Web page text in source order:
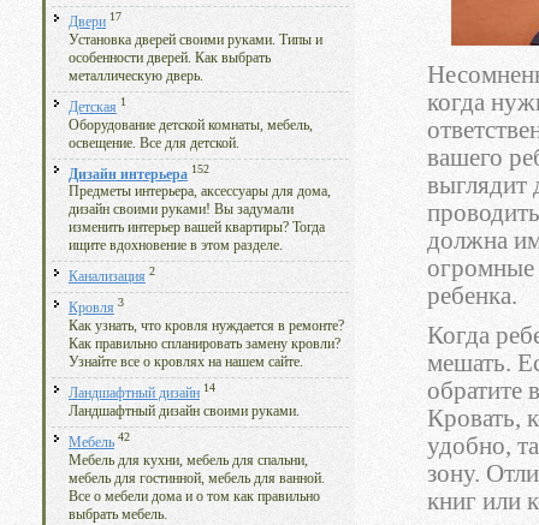
Двери 17
Установка дверей своими руками. Типы и
особенности дверей. Как выбрать
металлическую дверь.
Детская 1
Оборудование детской комнаты, мебель,
освещение. Все для детской.
Дизайн интерьера 152
Предметы интерьера, аксессуары для дома,
дизайн своими руками! Вы задумали
изменить интерьер вашей квартиры? Тогда
ищите вдохновение в этом разделе.
Канализация 2
Кровля 3
Как узнать, что кровля нуждается в ремонте?
Как правильно спланировать замену кровли?
Узнайте все о кровлях на нашем сайте.
Ландшафтный дизайн 14
Ландшафтный дизайн своими руками.
Мебель 42
Мебель для кухни, мебель для спальни,
мебель для гостинной, мебель для ванной.
Все о мебели дома и о том как правильно
выбрать мебель.
когда
вашего
выглядит
должна
огромные
ребенка.
Когда
мешать.
обратите
Кровать,
удобно,
зону.
книг или